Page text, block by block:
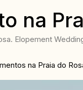
na
Elopement
na Praia do